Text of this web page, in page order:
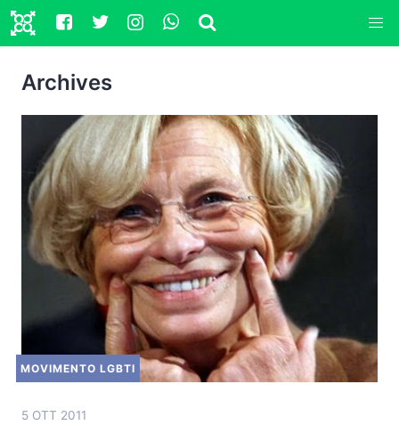
Archives
MOVIMENTO LGBTI
5 OTT 2011